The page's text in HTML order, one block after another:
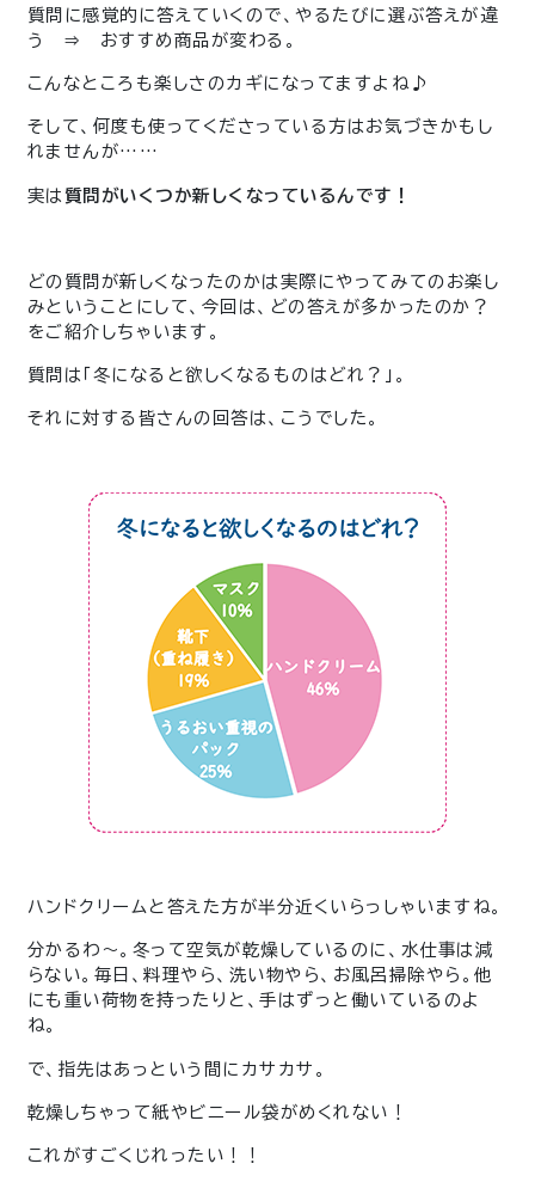
質問に感覚的に答えていくので、やるたびに選ぶ答えが違
う ⇒ おすすめ商品が変わる。
こんなところも楽しさのカギになってますよね♪
そして、何度も使ってくださっている方はお気づきかもし
れませんが……
実は 質問がいくつか新しくなっているんです！
どの質問が新しくなったのかは実際にやってみてのお楽し
みということにして、今回は、どの答えが多かったのか？
をご紹介しちゃいます。
質問は「冬になると欲しくなるものはどれ？」。
それに対する皆さんの回答は、こうでした。
ハンドクリームと答えた方が半分近くいらっしゃいますね。
分かるわ～。冬って空気が乾燥しているのに、水仕事は減
らない。毎日、料理やら、洗い物やら、お風呂掃除やら。他
にも重い荷物を持ったりと、手はずっと働いているのよ
ね。
で、指先はあっという間にカサカサ。
乾燥しちゃって紙やビニール袋がめくれない！
これがすごくじれったい！！